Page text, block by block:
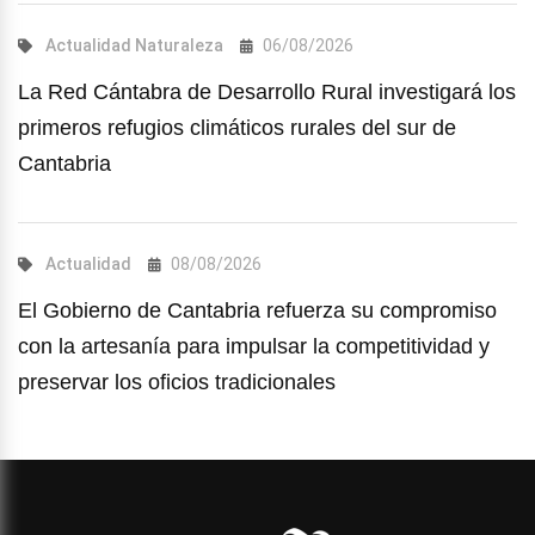
Actualidad Naturaleza 06/08/2026
La Red Cántabra de Desarrollo Rural investigará los
primeros refugios climáticos rurales del sur de
Cantabria
Actualidad 08/08/2026
El Gobierno de Cantabria refuerza su compromiso
con la artesanía para impulsar la competitividad y
preservar los oficios tradicionales